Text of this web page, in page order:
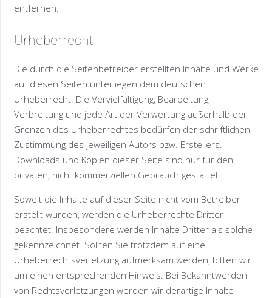
entfernen.
Urheberrecht
Die durch die Seitenbetreiber erstellten Inhalte und Werke
auf diesen Seiten unterliegen dem deutschen
Urheberrecht. Die Vervielfältigung, Bearbeitung,
Verbreitung und jede Art der Verwertung außerhalb der
Grenzen des Urheberrechtes bedürfen der schriftlichen
Zustimmung des jeweiligen Autors bzw. Erstellers.
Downloads und Kopien dieser Seite sind nur für den
privaten, nicht kommerziellen Gebrauch gestattet.
Soweit die Inhalte auf dieser Seite nicht vom Betreiber
erstellt wurden, werden die Urheberrechte Dritter
beachtet. Insbesondere werden Inhalte Dritter als solche
gekennzeichnet. Sollten Sie trotzdem auf eine
Urheberrechtsverletzung aufmerksam werden, bitten wir
um einen entsprechenden Hinweis. Bei Bekanntwerden
von Rechtsverletzungen werden wir derartige Inhalte